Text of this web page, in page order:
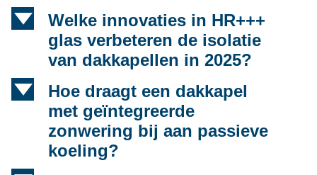
d
Welke innovaties in HR+++
glas verbeteren de isolatie
van dakkapellen in 2025?
d
Hoe draagt een dakkapel
met geïntegreerde
zonwering bij aan passieve
koeling?